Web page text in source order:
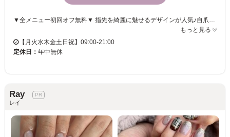
▼全メニュー初回オフ無料▼ 指先を綺麗に魅せるデザインが人気♪自爪に優しいパラジェル取扱いサロン♪ ▼▽こんな方におすすめ▽▼ ネイルを休まず続けたい方、爪が薄い・割れる方/ネイルのモチが悪い方/シンプル~アートまで幅広くデザインを楽しみたい方 ▽お子様同伴OK♪動画視聴サービスあり▽ 当店は幅広い年代の方にご利用いただいております。お客様に寄り添えるサロン作りを心がけております。
もっと見る
【月火水木金土日祝】09:00-21:00
定休日： 年中無休
Ray
レイ